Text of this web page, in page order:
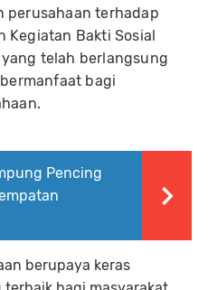
perusahaan terhadap
Kegiatan Bakti Sosial
telah berlangsung
bagi
Pencing
berupaya keras